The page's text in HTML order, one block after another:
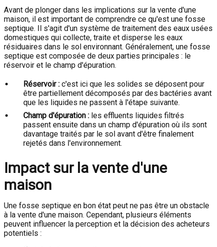
Avant de plonger dans les implications sur la vente d'une
maison, il est important de comprendre ce qu'est une fosse
septique. Il s'agit d'un système de traitement des eaux usées
domestiques qui collecte, traite et disperse les eaux
résiduaires dans le sol environnant. Généralement, une fosse
septique est composée de deux parties principales : le
réservoir et le champ d'épuration.
Réservoir : c'est ici que les solides se déposent pour
être partiellement décomposés par des bactéries avant
que les liquides ne passent à l'étape suivante.
Champ d'épuration : les effluents liquides filtrés
passent ensuite dans un champ d'épuration où ils sont
davantage traités par le sol avant d'être finalement
rejetés dans l'environnement.
Impact sur la vente d'une
maison
Une fosse septique en bon état peut ne pas être un obstacle
à la vente d'une maison. Cependant, plusieurs éléments
peuvent influencer la perception et la décision des acheteurs
potentiels :